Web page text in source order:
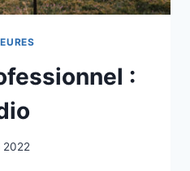
:
2022